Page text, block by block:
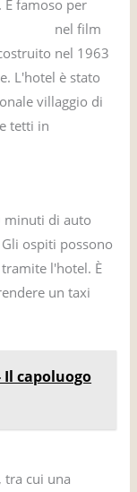
È famoso per
nel film
nel 1963
L'hotel è stato
villaggio di
tetti in
minuti di auto
ospiti possono
l'hotel. È
un taxi
Il capoluogo
tra cui una